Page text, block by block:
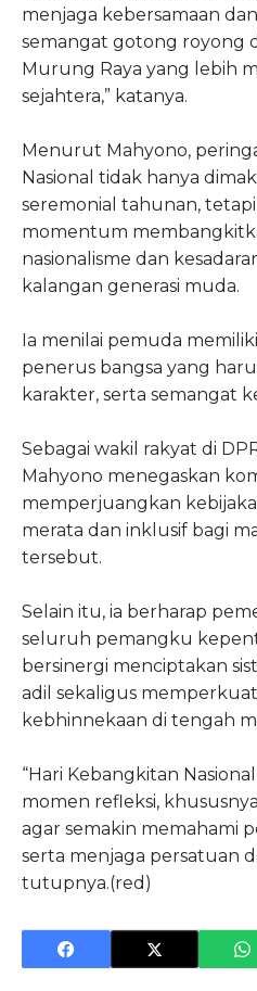
menjaga kebersamaan
semangat gotong royong
Murung Raya yang lebih
sejahtera,” katanya.
Menurut Mahyono,
Nasional tidak hanya
seremonial tahunan,
momentum
nasionalisme dan
kalangan generasi muda.
Ia menilai pemuda
penerus bangsa yang
karakter, serta semangat
Sebagai wakil rakyat di
Mahyono menegaskan
memperjuangkan
merata dan inklusif bagi
tersebut.
Selain itu, ia berharap
seluruh pemangku
bersinergi menciptakan
adil sekaligus
kebhinnekaan di tengah
“Hari Kebangkitan
momen refleksi,
agar semakin memahami
serta menjaga persatuan
tutupnya.(red)